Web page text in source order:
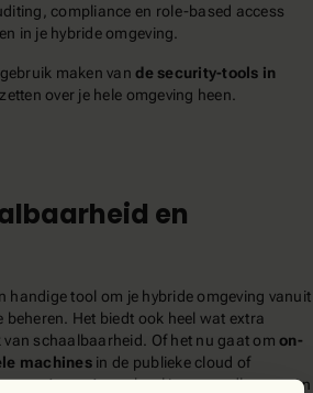
compliance en role-based access
in je hybride omgeving.
maken vande security-tools in
over je hele omgeving heen.
en
handige tool om je hybride omgeving vanuit
Het biedt ook heel wat extra
van schaalbaarheid. Of het nu gaat omon-
machinesin de publieke cloud of
, met Azure Arc schaal je ze naadloos op en